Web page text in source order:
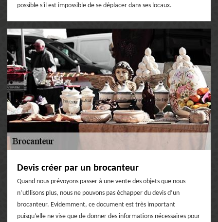
possible s'il est impossible de se déplacer dans ses locaux.
Devis créer par un brocanteur
Quand nous prévoyons passer à une vente des objets que nous
n’utilisons plus, nous ne pouvons pas échapper du devis d’un
brocanteur. Evidemment, ce document est très important
puisqu’elle ne vise que de donner des informations nécessaires pour